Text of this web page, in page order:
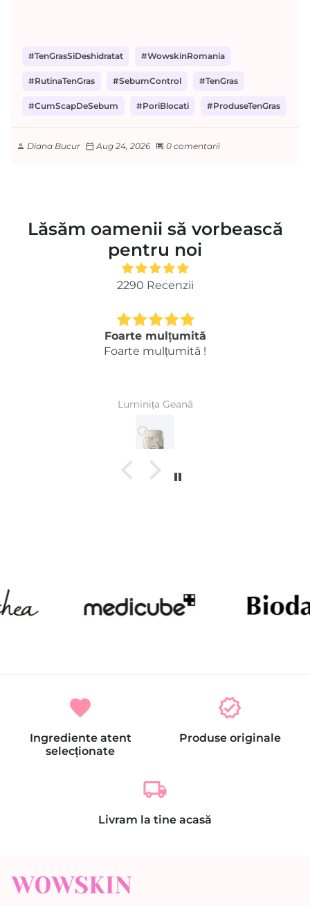
#CumScapDeSebum #PoriBlocati #ProduseTenGras
#RutinaTenGras #SebumControl #TenGras
#TenGrasSiDeshidratat #WowskinRomania
person Diana Bucur calendar_today Aug 24, 2026 comment 0 comentarii
Lăsăm oamenii să vorbească
pentru noi
2290 Recenzii
Foarte mulțumită
Foarte mulțumită !
Luminița Geană
favorite
Ingrediente atent
selecționate
verified
Produse originale
local_shipping
Livram la tine acasă